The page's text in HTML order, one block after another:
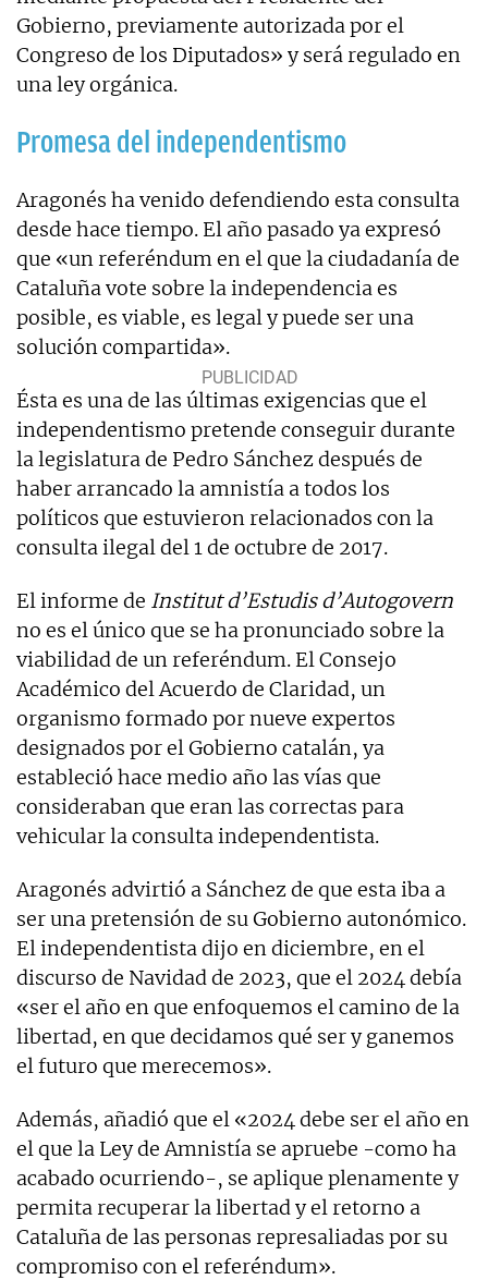
Gobierno, previamente autorizada por el
Congreso de los Diputados» y será regulado en
una ley orgánica.
Promesa del independentismo
Aragonés ha venido defendiendo esta consulta
desde hace tiempo. El año pasado ya expresó
que «un referéndum en el que la ciudadanía de
Cataluña vote sobre la independencia es
posible, es viable, es legal y puede ser una
solución compartida».
Ésta es una de las últimas exigencias que el
independentismo pretende conseguir durante
la legislatura de Pedro Sánchez después de
haber arrancado la amnistía a todos los
políticos que estuvieron relacionados con la
consulta ilegal del 1 de octubre de 2017.
El informe de Institut d’Estudis d’Autogovern
no es el único que se ha pronunciado sobre la
viabilidad de un referéndum. El Consejo
Académico del Acuerdo de Claridad, un
organismo formado por nueve expertos
designados por el Gobierno catalán, ya
estableció hace medio año las vías que
consideraban que eran las correctas para
vehicular la consulta independentista.
Aragonés advirtió a Sánchez de que esta iba a
ser una pretensión de su Gobierno autonómico.
El independentista dijo en diciembre, en el
discurso de Navidad de 2023, que el 2024 debía
«ser el año en que enfoquemos el camino de la
libertad, en que decidamos qué ser y ganemos
el futuro que merecemos».
Además, añadió que el «2024 debe ser el año en
el que la Ley de Amnistía se apruebe -como ha
acabado ocurriendo-, se aplique plenamente y
permita recuperar la libertad y el retorno a
Cataluña de las personas represaliadas por su
compromiso con el referéndum».